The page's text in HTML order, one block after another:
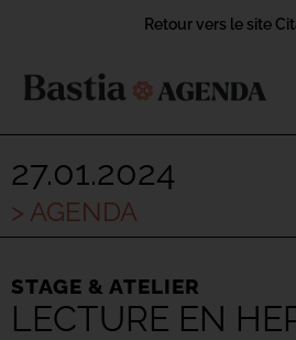
Retour vers le site
27.01.2024
> AGENDA
STAGE & ATELIER
LECTURE EN